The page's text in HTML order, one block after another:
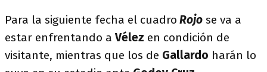
Para la siguiente fecha el cuadro Rojo se va a
estar enfrentando aVélez en condición de
visitante, mientras que los de Gallardo harán lo